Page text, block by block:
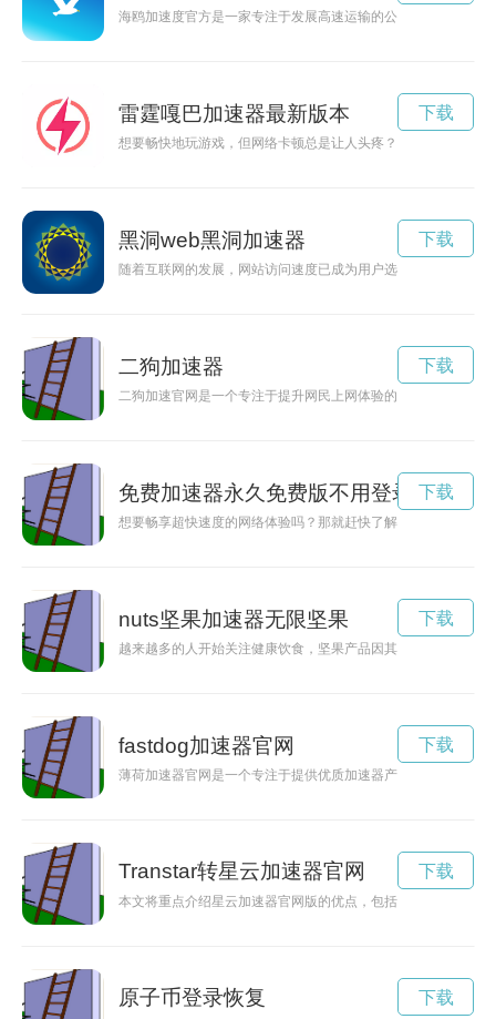
海鸥加速度官方是一家专注于发展高速运输的公司，致力于为
雷霆嘎巴加速器最新版本
想要畅快地玩游戏，但网络卡顿总是让人头疼？那就试试雷霆
下载
黑洞web黑洞加速器
随着互联网的发展，网站访问速度已成为用户选择网站的重要
下载
二狗加速器
二狗加速官网是一个专注于提升网民上网体验的平台，通过技
下载
免费加速器永久免费版不用登录
想要畅享超快速度的网络体验吗？那就赶快了解super加速官网
下载
nuts坚果加速器无限坚果
越来越多的人开始关注健康饮食，坚果产品因其丰富的营养价
下载
fastdog加速器官网
薄荷加速器官网是一个专注于提供优质加速器产品的在线购物
下载
Transtar转星云加速器官网
本文将重点介绍星云加速器官网版的优点，包括功能强大、界
下载
原子币登录恢复 下载